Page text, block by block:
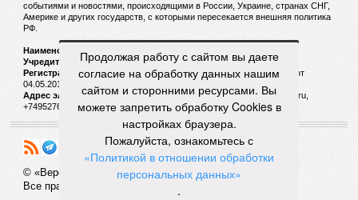
событиями и новостями, происходящими в России, Украине, странах СНГ,
Америке и других государств, с которыми пересекается внешняя политика
РФ.
Наименование:
Учредитель:
ООО «Версия»,Главный редактор:Горевой Р. Г.
Регистрационный номер Роскомнадзора:ЭЛ № ФС 77 - 72681 от
04.05.2018 г.
Адрес электронной почты и телефон редакции:versia@versia.ru,
+74952760348
© «Версия»
Все права защищены
Продолжая работу с сайтом вы даете
согласие на обработку данных нашим
сайтом и сторонними ресурсами. Вы
можете запретить обработку Cookies в
настройках браузера.
Пожалуйста, ознакомьтесь с
«Политикой в отношении обработки
персональных данных»
.